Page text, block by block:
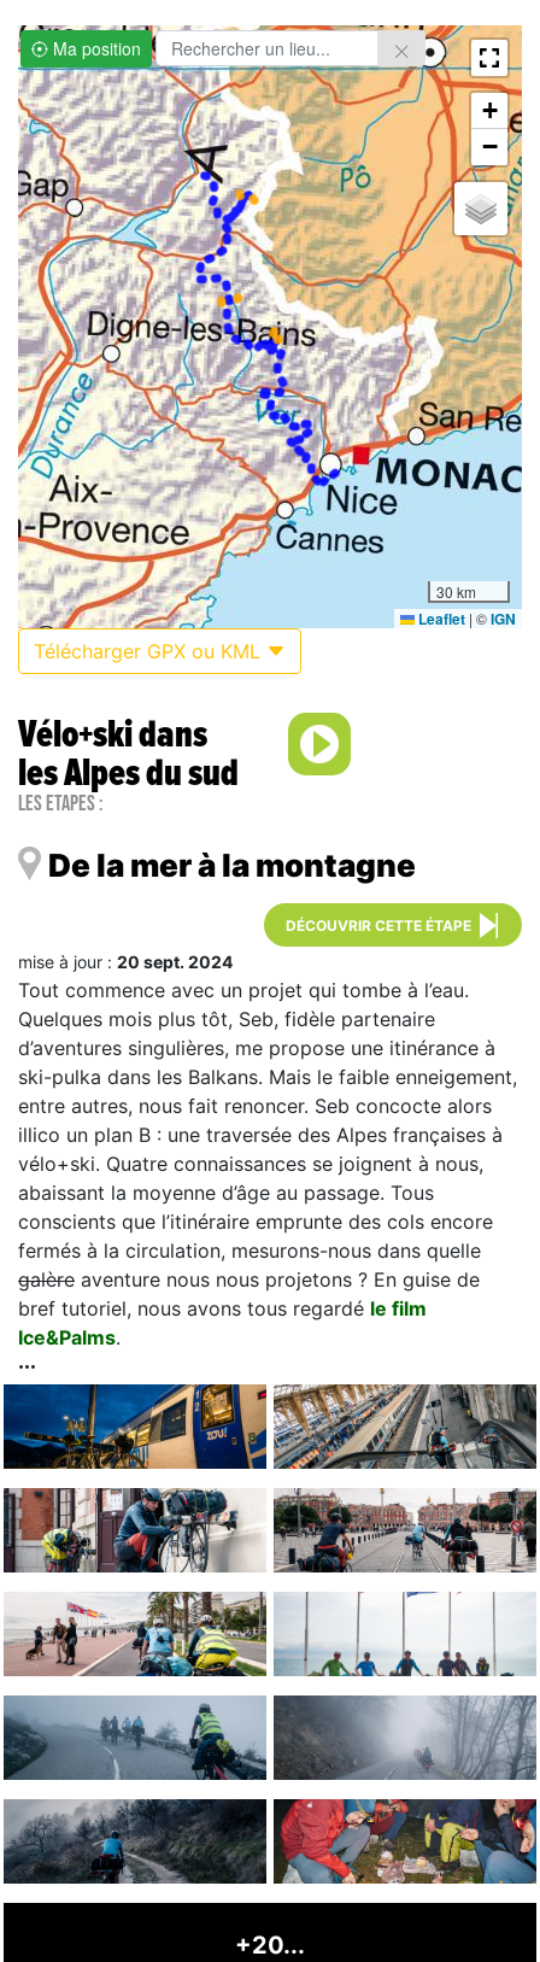
Ma position
+
−
30 km
Leaflet | ©IGN
Télécharger GPX ou KML
Vélo+ski dans
les Alpes du sud
Les étapes :
De la mer à la montagne
DÉCOUVRIR CETTE ÉTAPE
mise à jour : 20 sept. 2024
Tout commence avec un projet qui tombe à l’eau.
Quelques mois plus tôt, Seb, fidèle partenaire
d’aventures singulières, me propose une itinérance à
ski-pulka dans les Balkans. Mais le faible enneigement,
entre autres, nous fait renoncer. Seb concocte alors
illico un plan B : une traversée des Alpes françaises à
vélo+ski. Quatre connaissances se joignent à nous,
abaissant la moyenne d’âge au passage. Tous
conscients que l’itinéraire emprunte des cols encore
fermés à la circulation, mesurons-nous dans quelle
galère aventure nous nous projetons ? En guise de
bref tutoriel, nous avons tous regardé le film
Ice&Palms.
+20...